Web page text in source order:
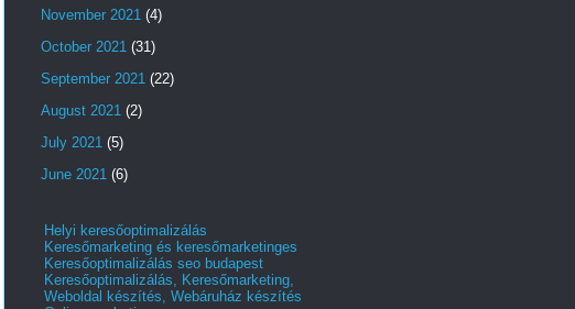
November 2021 (4)
October 2021 (31)
September 2021 (22)
August 2021 (2)
July 2021 (5)
June 2021 (6)
Helyi keresőoptimalizálás
Keresőmarketing és keresőmarketinges
Keresőoptimalizálás seo budapest
Keresőoptimalizálás, Keresőmarketing,
Weboldal készítés, Webáruház készítés